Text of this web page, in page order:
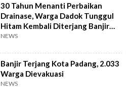
30 Tahun Menanti Perbaikan
Drainase, Warga Dadok Tunggul
Hitam Kembali Diterjang Banjir
Parah
NEWS
Banjir Terjang Kota Padang, 2.033
Warga Dievakuasi
NEWS